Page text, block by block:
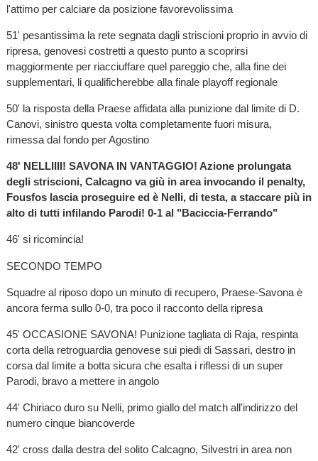
l'attimo per calciare da posizione favorevolissima
51' pesantissima la rete segnata dagli striscioni proprio in avvio di
ripresa, genovesi costretti a questo punto a scoprirsi
maggiormente per riacciuffare quel pareggio che, alla fine dei
supplementari, li qualificherebbe alla finale playoff regionale
50' la risposta della Praese affidata alla punizione dal limite di D.
Canovi, sinistro questa volta completamente fuori misura,
rimessa dal fondo per Agostino
48' NELLIIII! SAVONA IN VANTAGGIO! Azione prolungata
degli striscioni, Calcagno va giù in area invocando il penalty,
Fousfos lascia proseguire ed è Nelli, di testa, a staccare più in
alto di tutti infilando Parodi! 0-1 al "Baciccia-Ferrando"
46' si ricomincia!
SECONDO TEMPO
Squadre al riposo dopo un minuto di recupero, Praese-Savona è
ancora ferma sullo 0-0, tra poco il racconto della ripresa
45' OCCASIONE SAVONA! Punizione tagliata di Raja, respinta
corta della retroguardia genovese sui piedi di Sassari, destro in
corsa dal limite a botta sicura che esalta i riflessi di un super
Parodi, bravo a mettere in angolo
44' Chiriaco duro su Nelli, primo giallo del match all'indirizzo del
numero cinque biancoverde
42' cross dalla destra del solito Calcagno, Silvestri in area non